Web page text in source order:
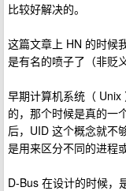
比较好解决的。
这篇文章上 HN 的时候
是有名的喷子了（非贬
早期计算机系统（
的，那个时候是真的一
后，UID 这个概念就不
是用来区分不同的进程
D-Bus 在设计的时候，